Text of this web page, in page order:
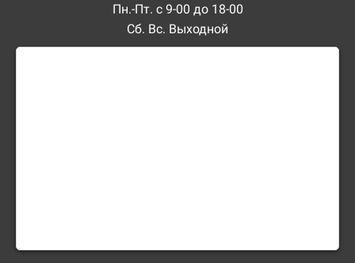
Пн.-Пт. с 9-00 до 18-00
Сб. Вс. Выходной